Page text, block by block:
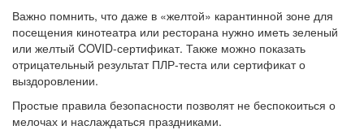
Важно помнить, что даже в «желтой» карантинной зоне для
посещения кинотеатра или ресторана нужно иметь зеленый
или желтый COVID-сертификат. Также можно показать
отрицательный результат ПЛР-теста или сертификат о
выздоровлении.
Простые правила безопасности позволят не беспокоиться о
мелочах и наслаждаться праздниками.